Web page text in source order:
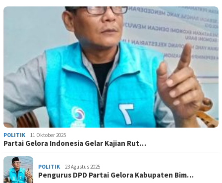
POLITIK 11 Oktober 2025
Partai Gelora Indonesia Gelar Kajian Rut…
POLITIK 23 Agustus 2025
Pengurus DPD Partai Gelora Kabupaten Bim…